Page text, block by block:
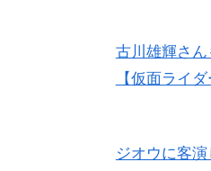
古川雄輝さん
【仮面ライダ
ジオウに客